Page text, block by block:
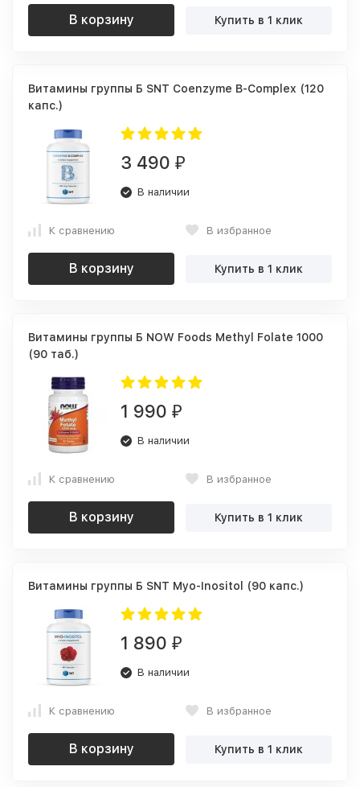
В корзину Купить в 1 клик
Витамины группы Б SNT Coenzyme B-Complex (120
капс.)
3 490 ₽
В наличии
К сравнению В избранное
В корзину Купить в 1 клик
Витамины группы Б NOW Foods Methyl Folate 1000
(90 таб.)
1 990 ₽
В наличии
К сравнению В избранное
В корзину Купить в 1 клик
Витамины группы Б SNT Myo-Inositol (90 капс.)
1 890 ₽
В наличии
К сравнению В избранное
В корзину Купить в 1 клик